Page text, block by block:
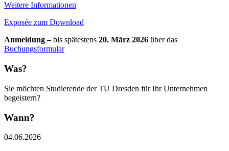
Weitere Informationen
Exposée zum Download
Anmeldung –bis spätestens 20. März 2026 über das
Buchungsformular
Was?
Sie möchten Studierende der TU Dresden für Ihr Unternehmen
begeistern?
Wann?
04.06.2026